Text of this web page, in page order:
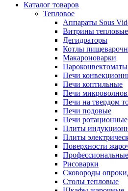
Каталог товаров
Тепловое
Аппараты Sous
Витрины тепловые
Дегидраторы
Котлы
Макароноварки
Пароконвектоматы
Печи
Печи коптильные
Печи
Печи на твердом
Печи подовые
Печи ротационные
Плиты
Плиты
Поверхности
Рисоварки
Сковороды
Столы тепловые